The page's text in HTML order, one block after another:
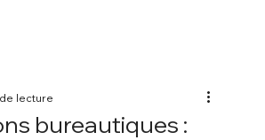
bureautiques :
lecture